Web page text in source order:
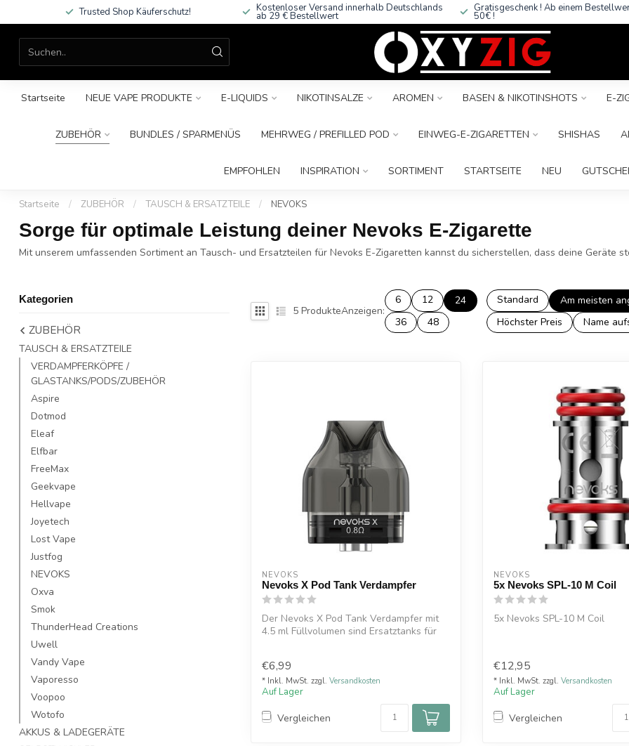
Trusted Shop Käuferschutz! Kostenloser Versand innerhalb Deutschlands
ab 29 € Bestellwert
Gratisgeschenk ! Ab einem
50€ !
Startseite NEUE VAPE PRODUKTE E-LIQUIDS NIKOTINSALZE AROMEN BASEN & NIKOTINSHOTS E-
ZUBEHÖR BUNDLES / SPARMENÜS MEHRWEG / PREFILLED POD EINWEG-E-ZIGARETTEN SHISHAS
EMPFOHLEN INSPIRATION SORTIMENT STARTSEITE NEU
Startseite / ZUBEHÖR / TAUSCH & ERSATZTEILE / NEVOKS
Sorge für optimale Leistung deiner Nevoks E-Zigarette
Mit unserem umfassenden Sortiment an Tausch- und Ersatzteilen für Nevoks E-Zigaretten kannst du sicherstellen, dass deine Geräte
Kategorien
ZUBEHÖR
TAUSCH & ERSATZTEILE
VERDAMPFERKÖPFE /
GLASTANKS/PODS/ZUBEHÖR
Aspire
Dotmod
Eleaf
Elfbar
FreeMax
Geekvape
Hellvape
Joyetech
Lost Vape
Justfog
NEVOKS
Oxva
Smok
ThunderHead Creations
Uwell
Vandy Vape
Vaporesso
Voopoo
Wotofo
AKKUS & LADEGERÄTE
5 ProdukteAnzeigen:
6 12
24
36
48
Standard Am meisten
Höchster Preis
Name
NEVOKS
Nevoks X Pod Tank Verdampfer
Der Nevoks X Pod Tank Verdampfer mit
4.5 ml Füllvolumen sind Ersatztanks für
€6,99
* Inkl. MwSt. zzgl. Versandkosten
Auf Lager
Vergleichen
NEVOKS
5x Nevoks SPL-10 M Coil
5x Nevoks SPL-10 M Coil
€12,95
* Inkl. MwSt. zzgl. Versandkosten
Auf Lager
Vergleichen